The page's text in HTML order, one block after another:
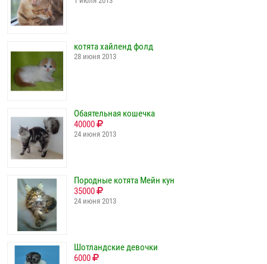
котята хайленд фолд
28 июня 2013
Обаятельная кошечка
40000
24 июня 2013
Породные котята Мейн кун
35000
24 июня 2013
Шотландские девочки
6000